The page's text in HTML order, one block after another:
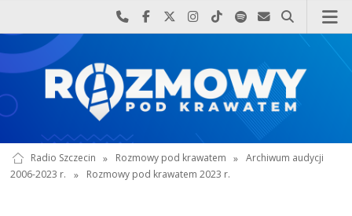
Najlepiej po prostu do nas zadzwoń
Odwiedź nas na Facebook-u
Odwiedź nas na X
Odwiedź nas na Instagram-ie
Odwiedź nas na TikTok-u
Szukaj nas na Spotify
Wyślij do nas
Szukaj
Radio Szczecin » Rozmowy pod krawatem » Archiwum audycji
2006-2023 r.
» Rozmowy pod krawatem 2023 r.